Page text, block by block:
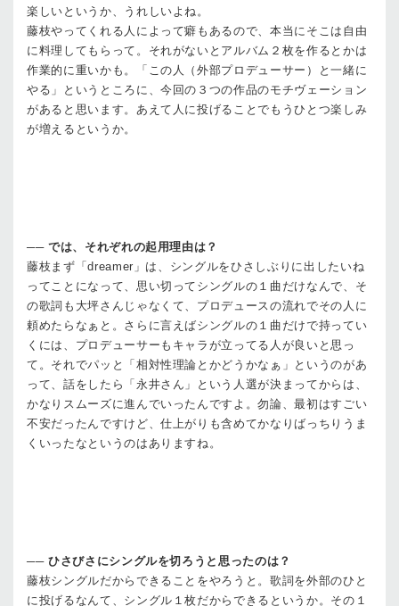
楽しいというか、うれしいよね。
藤枝やってくれる人によって癖もあるので、本当にそこは自由
に料理してもらって。それがないとアルバム２枚を作るとかは
作業的に重いかも。「この人（外部プロデューサー）と一緒に
やる」というところに、今回の３つの作品のモチヴェーション
があると思います。あえて人に投げることでもうひとつ楽しみ
が増えるというか。
── では、それぞれの起用理由は？
藤枝まず「dreamer」は、シングルをひさしぶりに出したいね
ってことになって、思い切ってシングルの１曲だけなんで、そ
の歌詞も大坪さんじゃなくて、プロデュースの流れでその人に
頼めたらなぁと。さらに言えばシングルの１曲だけで持ってい
くには、プロデューサーもキャラが立ってる人が良いと思っ
て。それでパッと「相対性理論とかどうかなぁ」というのがあ
って、話をしたら「永井さん」という人選が決まってからは、
かなりスムーズに進んでいったんですよ。勿論、最初はすごい
不安だったんですけど、仕上がりも含めてかなりばっちりうま
くいったなというのはありますね。
── ひさびさにシングルを切ろうと思ったのは？
藤枝シングルだからできることをやろうと。歌詞を外部のひと
に投げるなんて、シングル１枚だからできるというか。その１